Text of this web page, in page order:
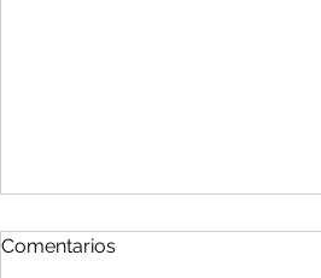
Comentarios